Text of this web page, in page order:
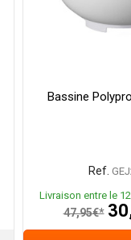
Bassine
Ref.
Livraison entre le
47,95€*